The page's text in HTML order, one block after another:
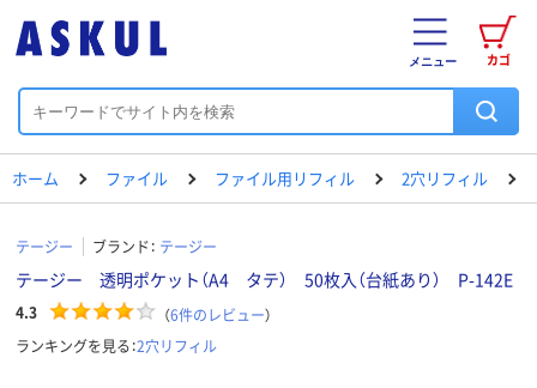
カゴ
メニュー
ホーム ファイル ファイル用リフィル 2穴リフィル
テージー ブランド： テージー
テージー 透明ポケット（A4 タテ） 50枚入（台紙あり） P-142E
4.3 （6件のレビュー）
ランキングを見る：2穴リフィル